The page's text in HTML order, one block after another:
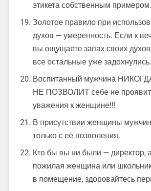
этикета собственным примером.
Золотое правило при
духов — умеренность. Если к
вы ощущаете запах своих
все остальные уже задохнулись.
Воспитанный мужчина
НЕ ПОЗВОЛИТ себе не
уважения к женщине!!!
В присутствии женщины
только с её позволения.
Кто бы вы ни были — директор,
пожилая женщина или
в помещение, здоровайтесь